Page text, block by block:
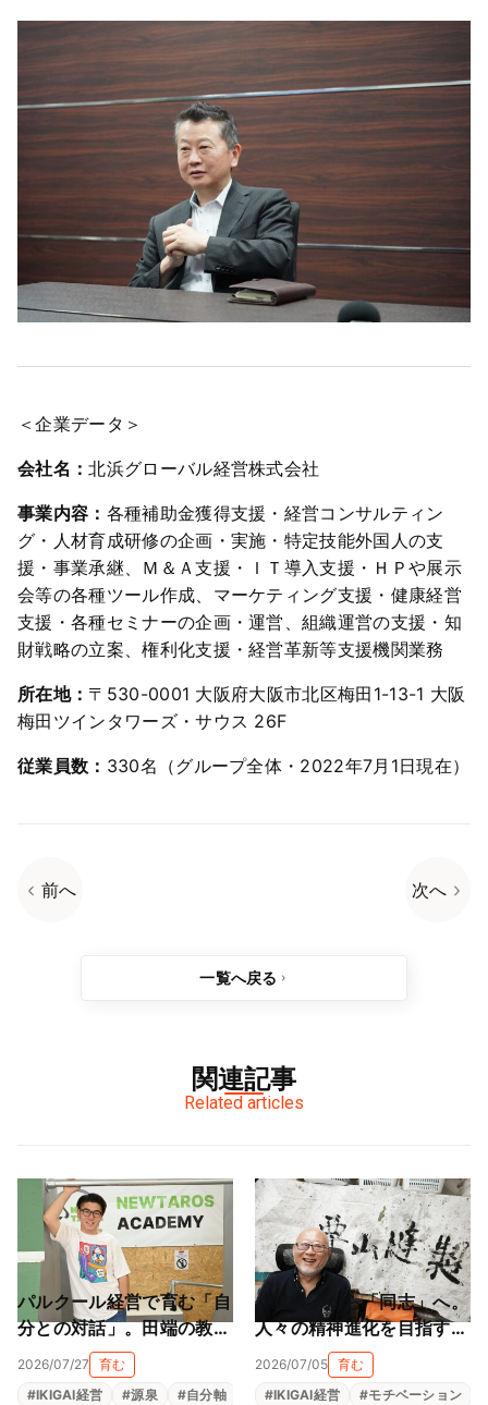
＜企業データ＞
会社名：北浜グローバル経営株式会社
事業内容： 各種補助金獲得支援・経営コンサルティン
グ・人材育成研修の企画・実施・特定技能外国人の支
援・事業承継、Ｍ＆Ａ支援・ＩＴ導入支援・ＨＰや展示
会等の各種ツール作成、マーケティング支援・健康経営
支援・各種セミナーの企画・運営、組織運営の支援・知
財戦略の立案、権利化支援・経営革新等支援機関業務
所在地： 〒530-0001 大阪府大阪市北区梅田1-13-1 大阪
梅田ツインタワーズ・サウス 26F
従業員数： 330名（グループ全体・2022年7月1日現在）
前へ 次へ
一覧へ戻る
関連記事
Related articles
パルクール経営で育む「自
分との対話」。田端の教室
が作る大人も子供も輝ける
居場所（NEWTAROS ）
2026/07/27
育む
#IKIGAI経営 #源泉 #自分軸 自己理解 #自律型人材育成
「道具」から「同志」へ。
人々の精神進化を目指す地
球黒字化経営（栗山縫製株
2026/07/05 育む
#IKIGAI経営 #モチベーション